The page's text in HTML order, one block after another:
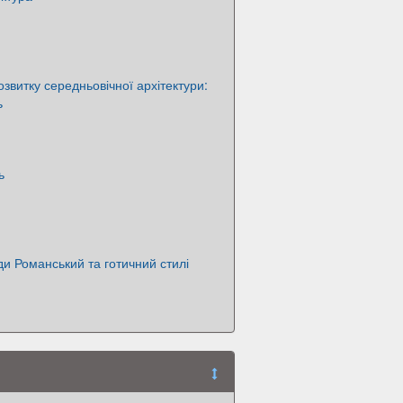
середньовічної архітектури:
Романський та готичний стилі